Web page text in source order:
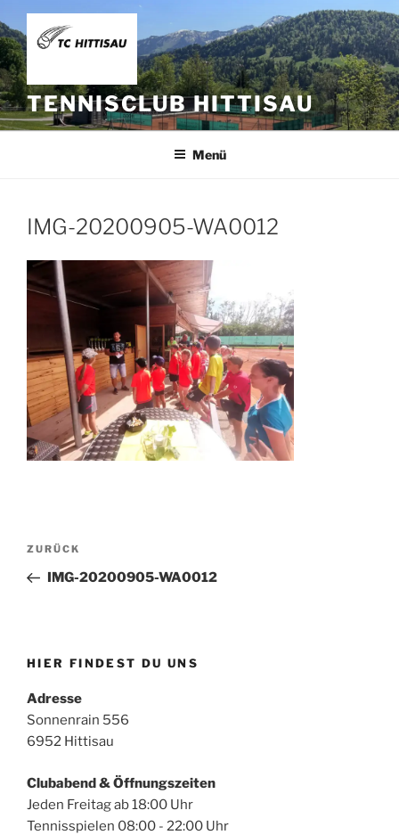
Zum
Inhalt
springen
TENNISCLUB HITTISAU
Menü
IMG-20200905-WA0012
Beitragsnavigation
Vorheriger
Beitrag
ZURÜCK
IMG-20200905-WA0012
HIER FINDEST DU UNS
Adresse
Sonnenrain 556
6952 Hittisau
Clubabend & Öffnungszeiten
Jeden Freitag ab 18:00 Uhr
Tennisspielen 08:00 - 22:00 Uhr